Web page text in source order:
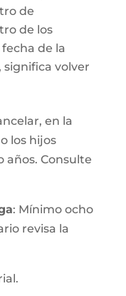
de
de los
de la
significa volver
en la
los hijos
años. Consulte
: Mínimo ocho
revisa la